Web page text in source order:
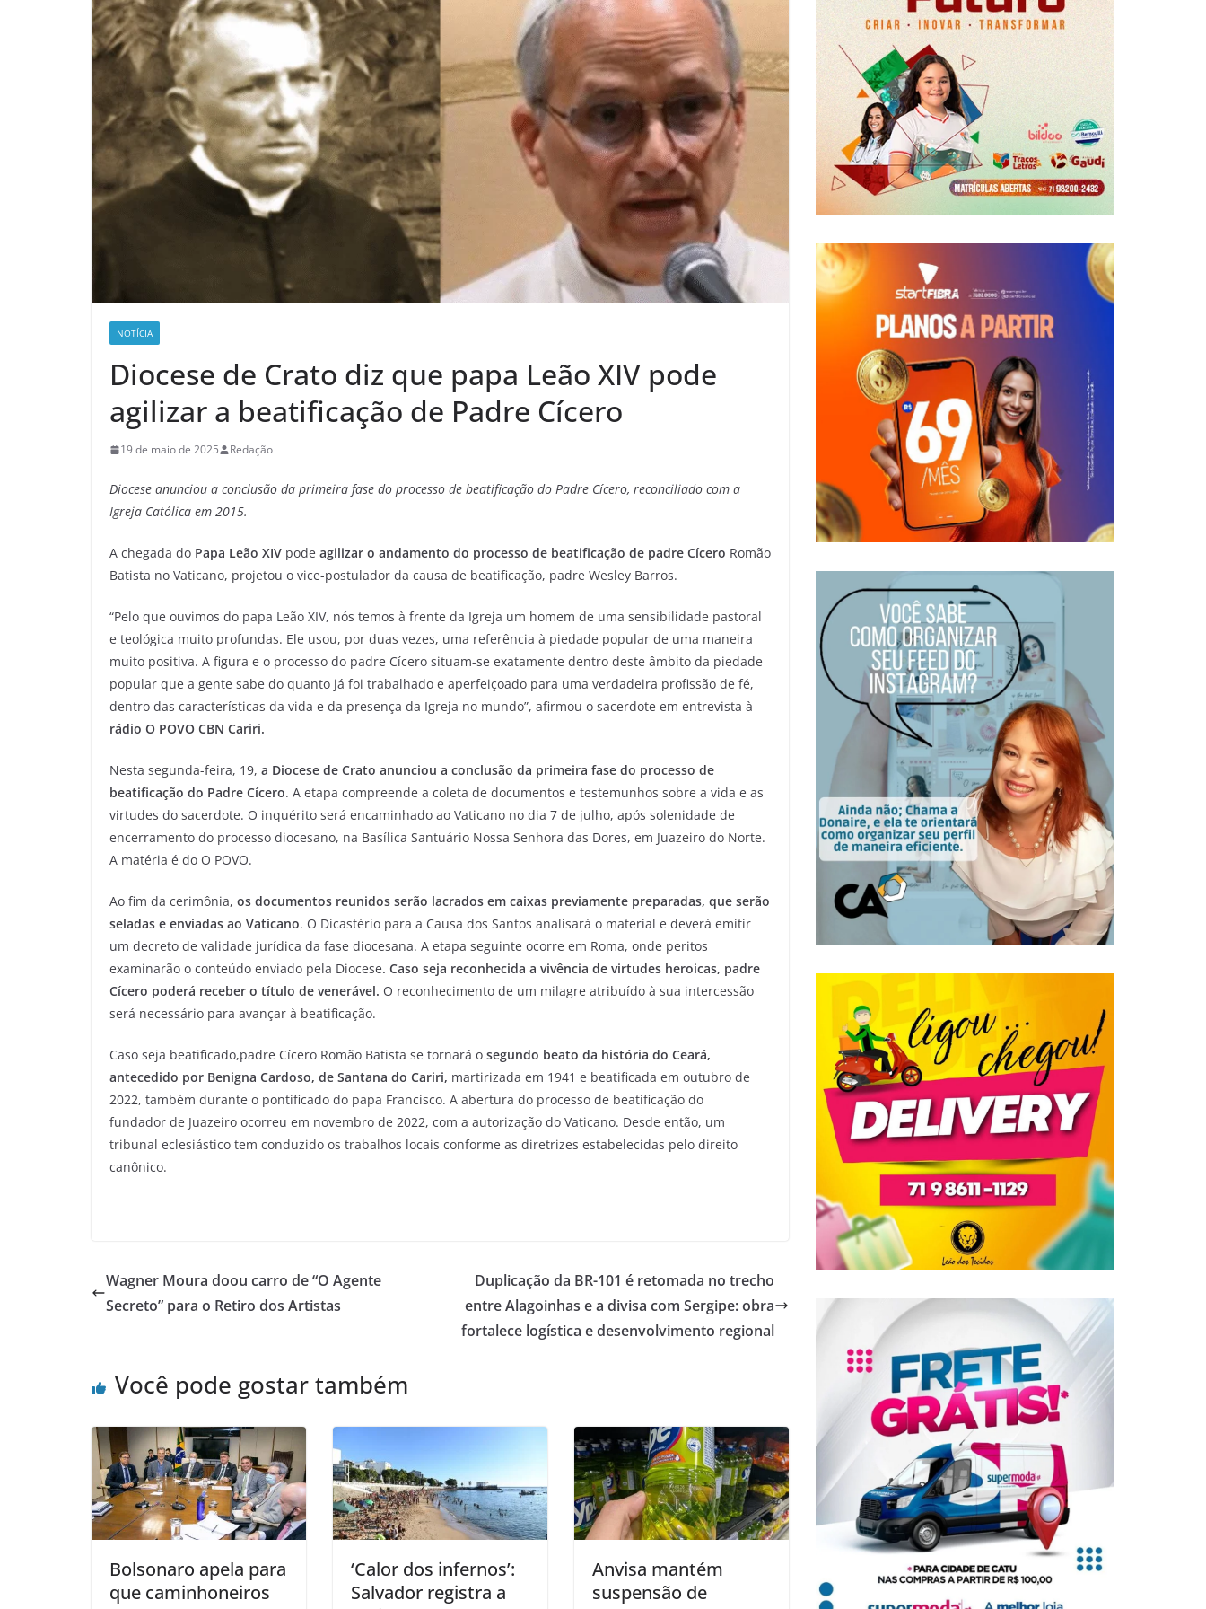
NOTÍCIA
Diocese de Crato diz que papa Leão XIV pode
agilizar a beatificação de Padre Cícero
19 de maio de 2025 Redação
Diocese anunciou a conclusão da primeira fase do processo de beatificação do Padre Cícero, reconciliado com a
Igreja Católica em 2015.
A chegada do Papa Leão XIV pode agilizar o andamento do processo de beatificação de padre Cícero Romão
Batista no Vaticano, projetou o vice-postulador da causa de beatificação, padre Wesley Barros.
“Pelo que ouvimos do papa Leão XIV, nós temos à frente da Igreja um homem de uma sensibilidade pastoral
e teológica muito profundas. Ele usou, por duas vezes, uma referência à piedade popular de uma maneira
muito positiva. A figura e o processo do padre Cícero situam-se exatamente dentro deste âmbito da piedade
popular que a gente sabe do quanto já foi trabalhado e aperfeiçoado para uma verdadeira profissão de fé,
dentro das características da vida e da presença da Igreja no mundo”, afirmou o sacerdote em entrevista à
rádio O POVO CBN Cariri.
Nesta segunda-feira, 19, a Diocese de Crato anunciou a conclusão da primeira fase do processo de
beatificação do Padre Cícero. A etapa compreende a coleta de documentos e testemunhos sobre a vida e as
virtudes do sacerdote. O inquérito será encaminhado ao Vaticano no dia 7 de julho, após solenidade de
encerramento do processo diocesano, na Basílica Santuário Nossa Senhora das Dores, em Juazeiro do Norte.
A matéria é do O POVO.
Ao fim da cerimônia, os documentos reunidos serão lacrados em caixas previamente preparadas, que serão
seladas e enviadas ao Vaticano. O Dicastério para a Causa dos Santos analisará o material e deverá emitir
um decreto de validade jurídica da fase diocesana. A etapa seguinte ocorre em Roma, onde peritos
examinarão o conteúdo enviado pela Diocese. Caso seja reconhecida a vivência de virtudes heroicas, padre
Cícero poderá receber o título de venerável. O reconhecimento de um milagre atribuído à sua intercessão
será necessário para avançar à beatificação.
Caso seja beatificado,padre Cícero Romão Batista se tornará o segundo beato da história do Ceará,
antecedido por Benigna Cardoso, de Santana do Cariri, martirizada em 1941 e beatificada em outubro de
2022, também durante o pontificado do papa Francisco. A abertura do processo de beatificação do
fundador de Juazeiro ocorreu em novembro de 2022, com a autorização do Vaticano. Desde então, um
tribunal eclesiástico tem conduzido os trabalhos locais conforme as diretrizes estabelecidas pelo direito
canônico.
Wagner Moura doou carro de “O Agente
Secreto” para o Retiro dos Artistas
Duplicação da BR-101 é retomada no trecho
entre Alagoinhas e a divisa com Sergipe: obra
fortalece logística e desenvolvimento regional
Você pode gostar também
Bolsonaro apela para
que caminhoneiros
‘Calor dos infernos’:
Salvador registra a
Anvisa mantém
suspensão de